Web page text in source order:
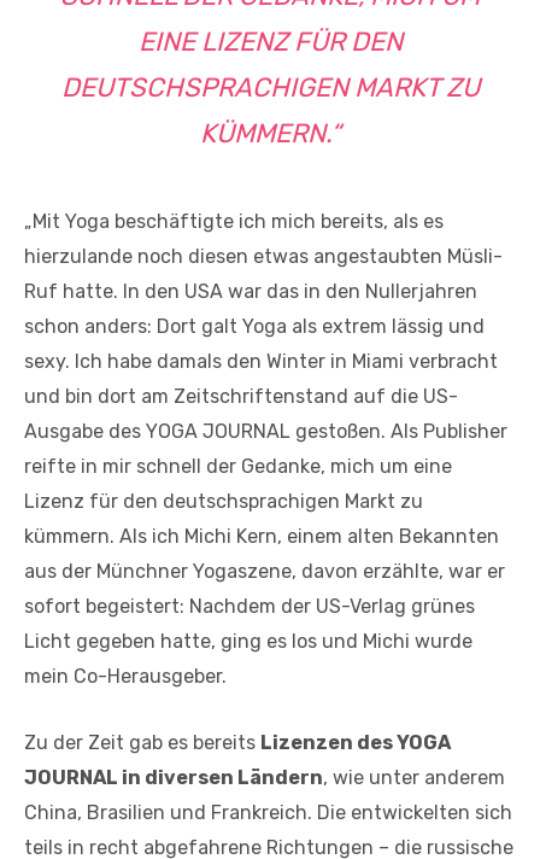
EINE LIZENZ FÜR DEN
DEUTSCHSPRACHIGEN MARKT ZU
KÜMMERN.“
„Mit Yoga beschäftigte ich mich bereits, als es
hierzulande noch diesen etwas angestaubten Müsli-
Ruf hatte. In den USA war das in den Nullerjahren
schon anders: Dort galt Yoga als extrem lässig und
sexy. Ich habe damals den Winter in Miami verbracht
und bin dort am Zeitschriftenstand auf die US-
Ausgabe des YOGA JOURNAL gestoßen. Als Publisher
reifte in mir schnell der Gedanke, mich um eine
Lizenz für den deutschsprachigen Markt zu
kümmern. Als ich Michi Kern, einem alten Bekannten
aus der Münchner Yogaszene, davon erzählte, war er
sofort begeistert: Nachdem der US-Verlag grünes
Licht gegeben hatte, ging es los und Michi wurde
mein Co-Herausgeber.
Zu der Zeit gab es bereits Lizenzen des YOGA
JOURNAL in diversen Ländern, wie unter anderem
China, Brasilien und Frankreich. Die entwickelten sich
teils in recht abgefahrene Richtungen – die russische